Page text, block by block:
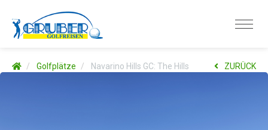
Golfplätze Navarino Hills GC: The Hills ZURÜCK